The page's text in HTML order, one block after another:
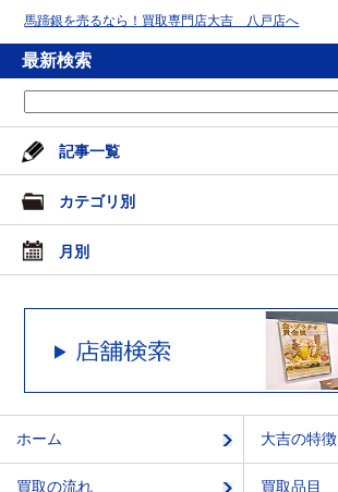
馬蹄銀を売るなら！買取専門店大吉 八戸店へ
最新検索
記事一覧
カテゴリ別
月別
ホーム 大吉の特徴
買取の流れ 買取品目